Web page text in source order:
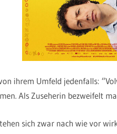
ihrem Umfeld jedenfalls:
Als Zuseherin bezweifelt
sich zwar nach wie vor